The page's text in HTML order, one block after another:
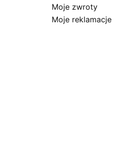
Moje zwroty
Moje reklamacje